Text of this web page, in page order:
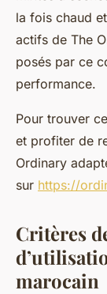
la fois chaud
actifs de The
posés par ce
performance.
Pour trouver
et profiter de
Ordinary
sur https://
Critères
marocain